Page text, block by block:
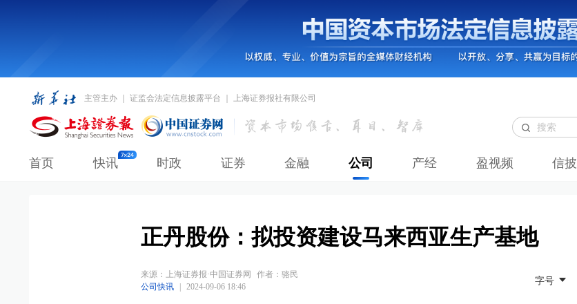
主管主办 ｜ 证监会法定信息披露平台 ｜ 上海证券报社有限公司
首页 快讯 时政 证券 金融 公司 产经 盈视频 信披
正丹股份：拟投资建设马来西亚生产基地
来源： 上海证券报·中国证券网
作者：骆民
公司快讯
2024-09-06 18:46
字号